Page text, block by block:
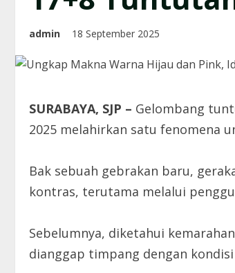
admin 18 September 2025
SURABAYA, SJP – Gelombang
2025 melahirkan satu fenomena
Bak sebuah gebrakan baru,
kontras, terutama melalui
Sebelumnya, diketahui
dianggap timpang dengan